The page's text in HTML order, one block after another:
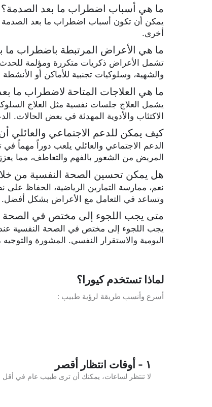
ما هي أسباب اضطراب ما بعد الصدمة؟
يمكن أن تكون أسباب اضطراب ما بعد الصدمة
أخرى.
ما هي الأعراض المرتبطة باضطراب ما
تشمل الأعراض ذكريات متكررة ومؤلمة للحدث
والشهية، وسلوكيات تجنبية للأماكن أو
ما هي العلاجات المتاحة لاضطراب ما
يشمل العلاج جلسات نفسية مثل العلاج السلوكي
الاكتئاب والأدوية المهدئة في بعض الحالات.
كيف يمكن للدعم الاجتماعي
الدعم الاجتماعي والعائلي يلعب دوراً مهماً
المريض من الشعور بالفهم والتعاطف، مما
هل يمكن تحسين الصحة النفسية من
نعم، ممارسة التمارين الرياضية، الحفاظ
وتساعد في التعامل مع الأعراض بشكل أفضل.
متى يجب اللجوء إلى مختص في الصحة
يجب اللجوء إلى مختص في الصحة النفسية
اليومية والاستقرار النفسي. المشورة
لماذا تستخدم كيورا؟
أسرع وأنسب طريقة لرؤية طبيب :
١ - أوقات انتظار أقصر
لا تنتظر لساعات، يمكنك أن ترى طبيب عام في أقل من 5